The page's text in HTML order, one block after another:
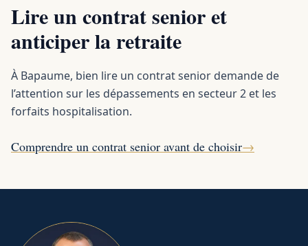
Lire un contrat senior et
anticiper la retraite
À Bapaume, bien lire un contrat senior demande de
l’attention sur les dépassements en secteur 2 et les
forfaits hospitalisation.
Comprendre un contrat senior avant de choisir→